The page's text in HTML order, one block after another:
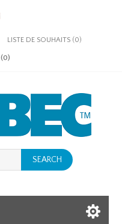
LISTE DE SOUHAITS (0)
(0)
SEARCH